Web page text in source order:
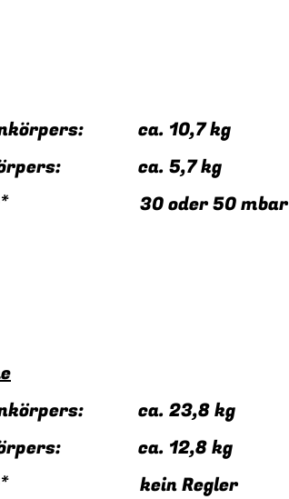
ca. 10,7 kg
ca. 5,7 kg
30 oder 50 mbar
ca. 23,8 kg
ca. 12,8 kg
kein Regler